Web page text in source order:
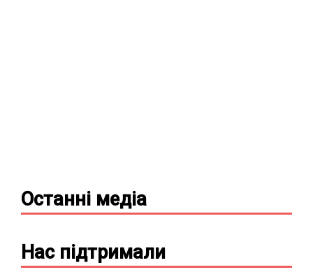
Останні медіа
Нас підтримали